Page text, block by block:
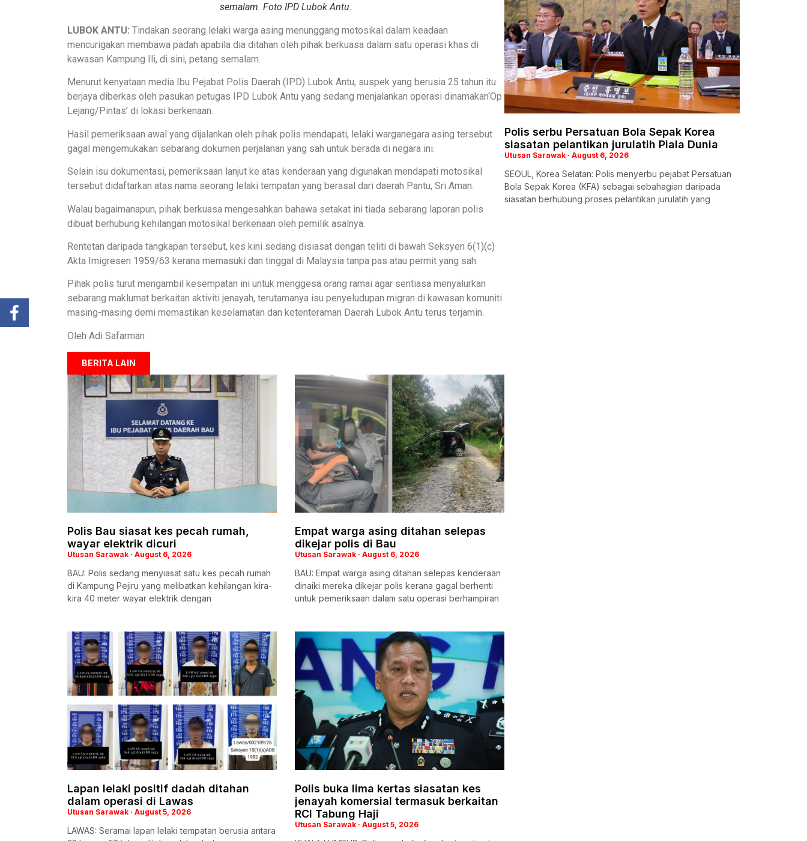
semalam. Foto IPD Lubok Antu.
LUBOK ANTU: Tindakan seorang lelaki warga asing menunggang motosikal dalam keadaan
mencurigakan membawa padah apabila dia ditahan oleh pihak berkuasa dalam satu operasi khas di
kawasan Kampung Ili, di sini, petang semalam.
​Menurut kenyataan media Ibu Pejabat Polis Daerah (IPD) Lubok Antu, suspek yang berusia 25 tahun itu
berjaya diberkas oleh pasukan petugas IPD Lubok Antu yang sedang menjalankan operasi dinamakan‘Op
Lejang/Pintas’ di lokasi berkenaan.
​Hasil pemeriksaan awal yang dijalankan oleh pihak polis mendapati, lelaki warganegara asing tersebut
gagal mengemukakan sebarang dokumen perjalanan yang sah untuk berada di negara ini.
​Selain isu dokumentasi, pemeriksaan lanjut ke atas kenderaan yang digunakan mendapati motosikal
tersebut didaftarkan atas nama seorang lelaki tempatan yang berasal dari daerah Pantu, Sri Aman.
​Walau bagaimanapun, pihak berkuasa mengesahkan bahawa setakat ini tiada sebarang laporan polis
dibuat berhubung kehilangan motosikal berkenaan oleh pemilik asalnya.
​Rentetan daripada tangkapan tersebut, kes kini sedang disiasat dengan teliti di bawah Seksyen 6(1)(c)
Akta Imigresen 1959/63 kerana memasuki dan tinggal di Malaysia tanpa pas atau permit yang sah.
​Pihak polis turut mengambil kesempatan ini untuk menggesa orang ramai agar sentiasa menyalurkan
sebarang maklumat berkaitan aktiviti jenayah, terutamanya isu penyeludupan migran di kawasan komuniti
masing-masing demi memastikan keselamatan dan ketenteraman Daerah Lubok Antu terus terjamin.
Oleh Adi Safarman
BERITA LAIN
Polis Bau siasat kes pecah rumah,
wayar elektrik dicuri
Utusan Sarawak August 6, 2026
BAU: Polis sedang menyiasat satu kes pecah rumah
di Kampung Pejiru yang melibatkan kehilangan kira-
kira 40 meter wayar elektrik dengan
Empat warga asing ditahan selepas
dikejar polis di Bau
Utusan Sarawak August 6, 2026
BAU: Empat warga asing ditahan selepas kenderaan
dinaiki mereka dikejar polis kerana gagal berhenti
untuk pemeriksaan dalam satu operasi berhampiran
Lapan lelaki positif dadah ditahan
dalam operasi di Lawas
Utusan Sarawak August 5, 2026
LAWAS: Seramai lapan lelaki tempatan berusia antara
Polis buka lima kertas siasatan kes
jenayah komersial termasuk berkaitan
RCI Tabung Haji
Utusan Sarawak August 5, 2026
Polis serbu Persatuan Bola Sepak Korea
siasatan pelantikan jurulatih Piala Dunia
Utusan Sarawak August 6, 2026
SEOUL, Korea Selatan: Polis menyerbu pejabat Persatuan
Bola Sepak Korea (KFA) sebagai sebahagian daripada
siasatan berhubung proses pelantikan jurulatih yang